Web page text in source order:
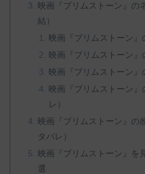
映画『ブリムストーン』の
結）
映画『ブリムストーン』
映画『ブリムストーン』
映画『ブリムストーン』
映画『ブリムストーン
レ）
映画『ブリムストーン』の
タバレ）
映画『ブリムストーン』を
選